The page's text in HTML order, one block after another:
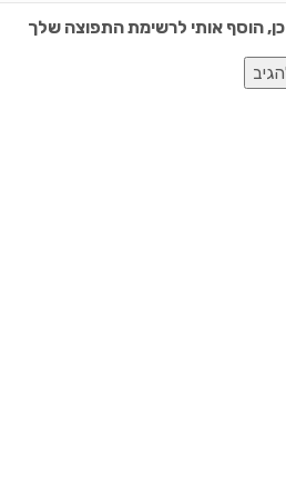
כן, הוסף אותי לרשימת התפוצה שלך